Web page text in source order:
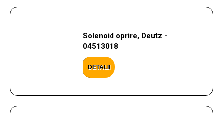
Solenoid oprire, Deutz -
04513018
DETALII